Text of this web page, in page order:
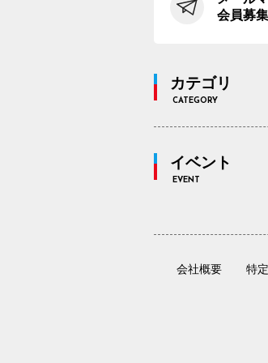
会員募
カテゴリ
CATEGORY
イベント
EVENT
会社概要 特